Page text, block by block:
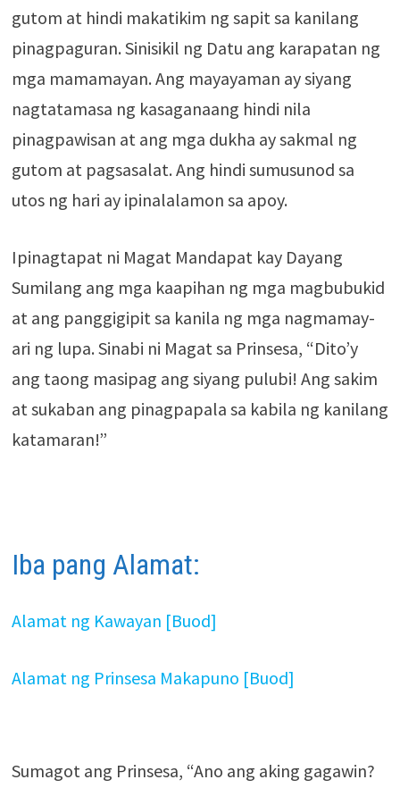
gutom at hindi makatikim ng sapit sa kanilang
pinagpaguran. Sinisikil ng Datu ang karapatan ng
mga mamamayan. Ang mayayaman ay siyang
nagtatamasa ng kasaganaang hindi nila
pinagpawisan at ang mga dukha ay sakmal ng
gutom at pagsasalat. Ang hindi sumusunod sa
utos ng hari ay ipinalalamon sa apoy.
Ipinagtapat ni Magat Mandapat kay Dayang
Sumilang ang mga kaapihan ng mga magbubukid
at ang panggigipit sa kanila ng mga nagmamay-
ari ng lupa. Sinabi ni Magat sa Prinsesa, “Dito’y
ang taong masipag ang siyang pulubi! Ang sakim
at sukaban ang pinagpapala sa kabila ng kanilang
katamaran!”
Iba pang Alamat:
Alamat ng Kawayan [Buod]
Alamat ng Prinsesa Makapuno [Buod]
Sumagot ang Prinsesa, “Ano ang aking gagawin?